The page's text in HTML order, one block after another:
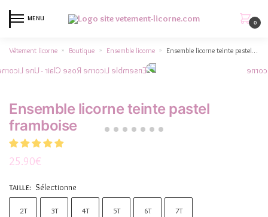
MENU
0
Vêtement licorne » Boutique » Ensemble licorne » Ensemble licorne teinte pastel framboise
Ensemble licorne teinte pastel
framboise
25.90€
TAILLE: Sélectionne
2T 3T 4T 5T 6T 7T